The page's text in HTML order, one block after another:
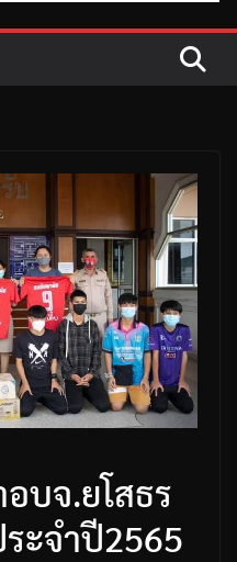
บจ.ยโสธร
ะจำปี2565